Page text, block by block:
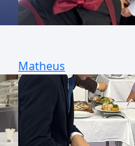
Matheus